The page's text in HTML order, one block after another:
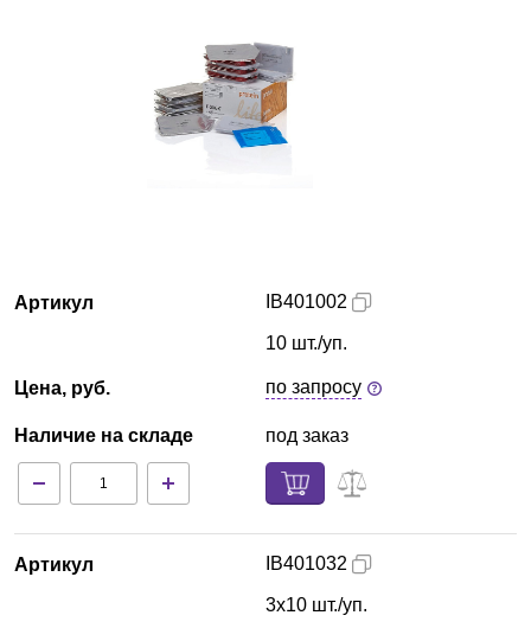
Технический сервис
Доставка и оплата
Контакты
Артикул
Цена, руб.
Наличие на складе
IB401002
10 шт./уп.
по запросу
под заказ
Артикул IB401032
3х10 шт./уп.